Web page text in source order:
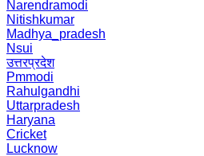
Narendramodi
Nitishkumar
Madhya_pradesh
Nsui
उत्तरप्रदेश
Pmmodi
Rahulgandhi
Uttarpradesh
Haryana
Cricket
Lucknow